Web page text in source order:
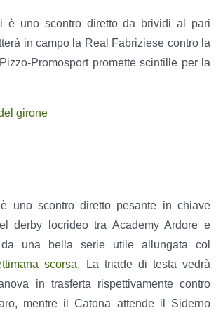
è uno scontro diretto da brividi al pari
in campo la Real Fabriziese contro la
Promosport promette scintille per la
girone
uno scontro diretto pesante in chiave
derby locrideo tra Academy Ardore e
da una bella serie utile allungata col
scorsa. La triade di testa vedrà
in trasferta rispettivamente contro
mentre il Catona attende il Siderno